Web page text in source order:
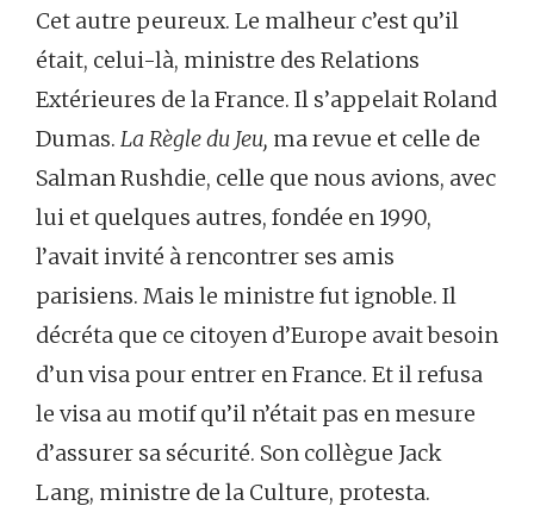
Cet autre peureux. Le malheur c’est qu’il
était, celui-là, ministre des Relations
Extérieures de la France. Il s’appelait Roland
Dumas. La Règle du Jeu, ma revue et celle de
Salman Rushdie, celle que nous avions, avec
lui et quelques autres, fondée en 1990,
l’avait invité à rencontrer ses amis
parisiens. Mais le ministre fut ignoble. Il
décréta que ce citoyen d’Europe avait besoin
d’un visa pour entrer en France. Et il refusa
le visa au motif qu’il n’était pas en mesure
d’assurer sa sécurité. Son collègue Jack
Lang, ministre de la Culture, protesta.